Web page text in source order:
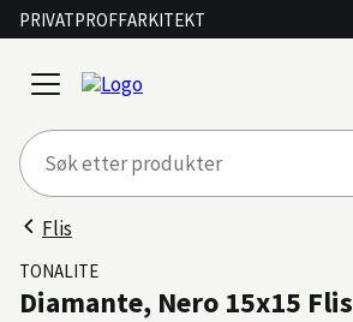
PRIVATPROFFARKITEKT
open
menu
Flis
TONALITE
Diamante, Nero 15x15 Flis